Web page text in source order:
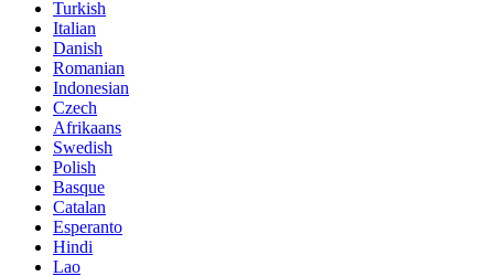
Turkish
Italian
Danish
Romanian
Indonesian
Czech
Afrikaans
Swedish
Polish
Basque
Catalan
Esperanto
Hindi
Lao